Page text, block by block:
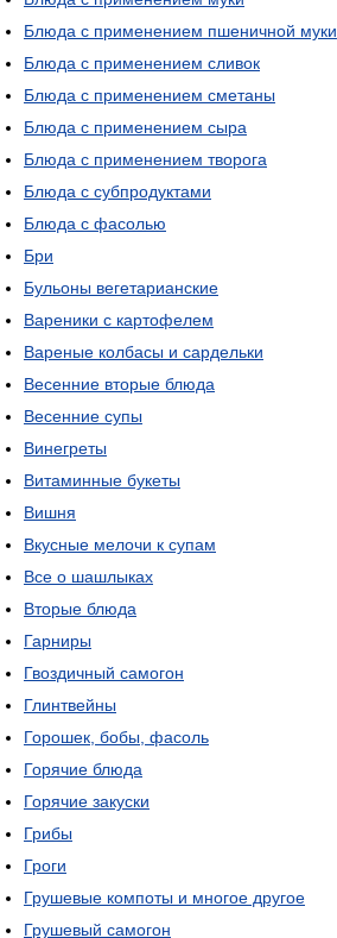
Блюда с применением пшеничной муки
Блюда с применением сливок
Блюда с применением сметаны
Блюда с применением сыра
Блюда с применением творога
Блюда с субпродуктами
Блюда с фасолью
Бри
Бульоны вегетарианские
Вареники с картофелем
Вареные колбасы и сардельки
Весенние вторые блюда
Весенние супы
Винегреты
Витаминные букеты
Вишня
Вкусные мелочи к супам
Все о шашлыках
Вторые блюда
Гарниры
Гвоздичный самогон
Глинтвейны
Горошек, бобы, фасоль
Горячие блюда
Горячие закуски
Грибы
Гроги
Грушевые компоты и многое другое
Грушевый самогон